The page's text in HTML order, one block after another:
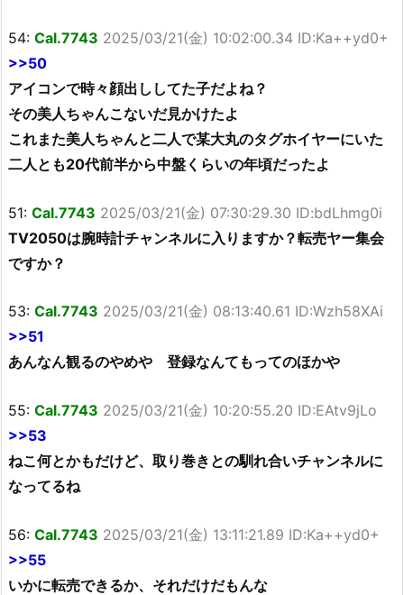
54: Cal.7743 2025/03/21(金) 10:02:00.34 ID:Ka++yd0+
>>50
アイコンで時々顔出ししてた子だよね？
その美人ちゃんこないだ見かけたよ
これまた美人ちゃんと二人で某大丸のタグホイヤーにいた
二人とも20代前半から中盤くらいの年頃だったよ
51: Cal.7743 2025/03/21(金) 07:30:29.30 ID:bdLhmg0i
TV2050は腕時計チャンネルに入りますか？転売ヤー集会
ですか？
53: Cal.7743 2025/03/21(金) 08:13:40.61 ID:Wzh58XAi
>>51
あんなん観るのやめや 登録なんてもってのほかや
55: Cal.7743 2025/03/21(金) 10:20:55.20 ID:EAtv9jLo
>>53
ねこ何とかもだけど、取り巻きとの馴れ合いチャンネルに
なってるね
56: Cal.7743 2025/03/21(金) 13:11:21.89 ID:Ka++yd0+
>>55
いかに転売できるか、それだけだもんな